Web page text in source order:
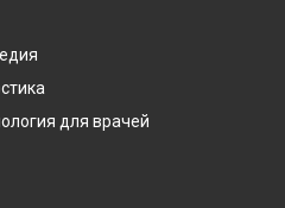
для врачей